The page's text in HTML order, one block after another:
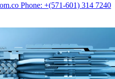
Phone: +(571-601) 314 7240